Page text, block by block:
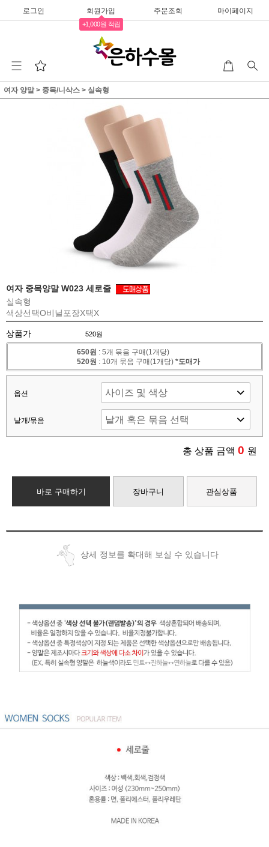
로그인 회원가입
+1,000원 적립
주문조회 마이페이지
여자 양말 > 중목/니삭스 > 실속형
여자 중목양말 W023 세로줄
실속형
색상선택O비닐포장X택X
상품가 520원
650원 : 5개 묶음 구매(1개당)
520원 : 10개 묶음 구매(1개당) *도매가
옵션
낱개/묶음
총 상품 금액 0 원
바로 구매하기 장바구니 관심상품
상세 정보를 확대해 보실 수 있습니다